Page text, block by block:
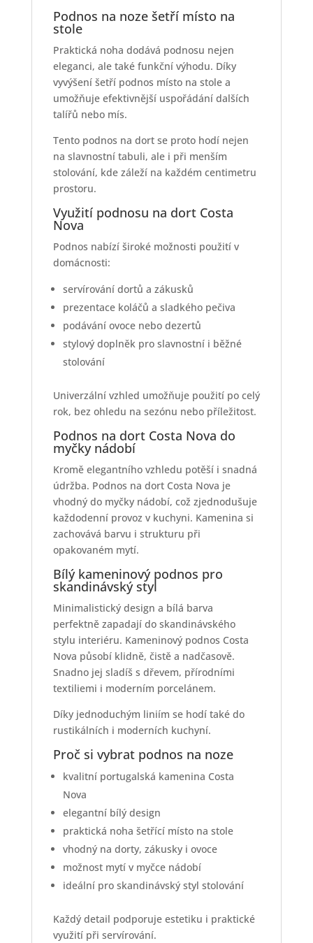
Podnos na noze šetří místo na
stole
Praktická noha dodává podnosu nejen
eleganci, ale také funkční výhodu. Díky
vyvýšení šetří podnos místo na stole a
umožňuje efektivnější uspořádání dalších
talířů nebo mís.
Tento podnos na dort se proto hodí nejen
na slavnostní tabuli, ale i při menším
stolování, kde záleží na každém centimetru
prostoru.
Využití podnosu na dort Costa
Nova
Podnos nabízí široké možnosti použití v
domácnosti:
servírování dortů a zákusků
prezentace koláčů a sladkého pečiva
podávání ovoce nebo dezertů
stylový doplněk pro slavnostní i běžné
stolování
Univerzální vzhled umožňuje použití po celý
rok, bez ohledu na sezónu nebo příležitost.
Podnos na dort Costa Nova do
myčky nádobí
Kromě elegantního vzhledu potěší i snadná
údržba. Podnos na dort Costa Nova je
vhodný do myčky nádobí, což zjednodušuje
každodenní provoz v kuchyni. Kamenina si
zachovává barvu i strukturu při
opakovaném mytí.
Bílý kameninový podnos pro
skandinávský styl
Minimalistický design a bílá barva
perfektně zapadají do skandinávského
stylu interiéru. Kameninový podnos Costa
Nova působí klidně, čistě a nadčasově.
Snadno jej sladíš s dřevem, přírodními
textiliemi i moderním porcelánem.
Díky jednoduchým liniím se hodí také do
rustikálních i moderních kuchyní.
Proč si vybrat podnos na noze
kvalitní portugalská kamenina Costa
Nova
elegantní bílý design
praktická noha šetřící místo na stole
vhodný na dorty, zákusky i ovoce
možnost mytí v myčce nádobí
ideální pro skandinávský styl stolování
Každý detail podporuje estetiku i praktické
využití při servírování.